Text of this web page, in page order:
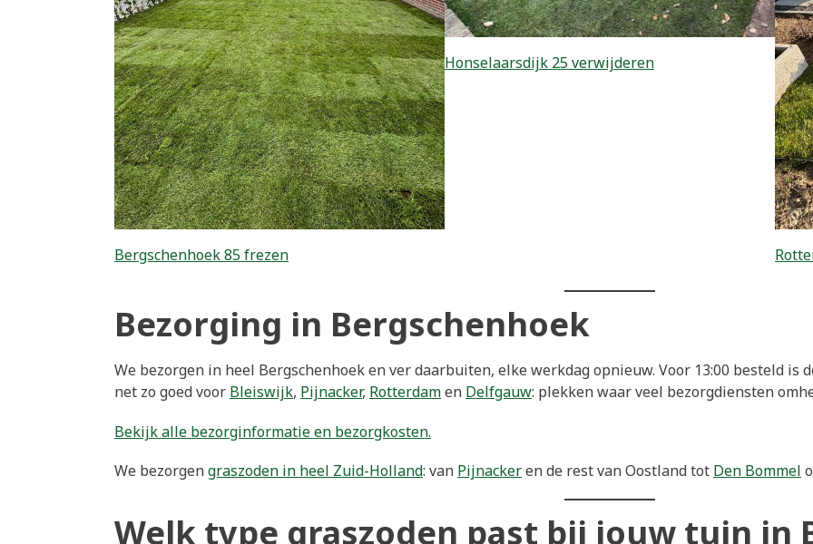
Bergschenhoek 85 frezen
Honselaarsdijk 25 verwijderen
Bezorging in Bergschenhoek
We bezorgen in heel Bergschenhoek en ver daarbuiten, elke werkdag opnieuw. Voor 13:00 besteld is
net zo goed voor Bleiswijk, Pijnacker, Rotterdamen Delfgauw: plekken waar veel bezorgdiensten
Bekijk alle bezorginformatie en bezorgkosten.
We bezorgengraszoden in heel Zuid-Holland: van Pijnackeren de rest van Oostland tot Den Bommel
Welk type graszoden past bij jouw tuin in